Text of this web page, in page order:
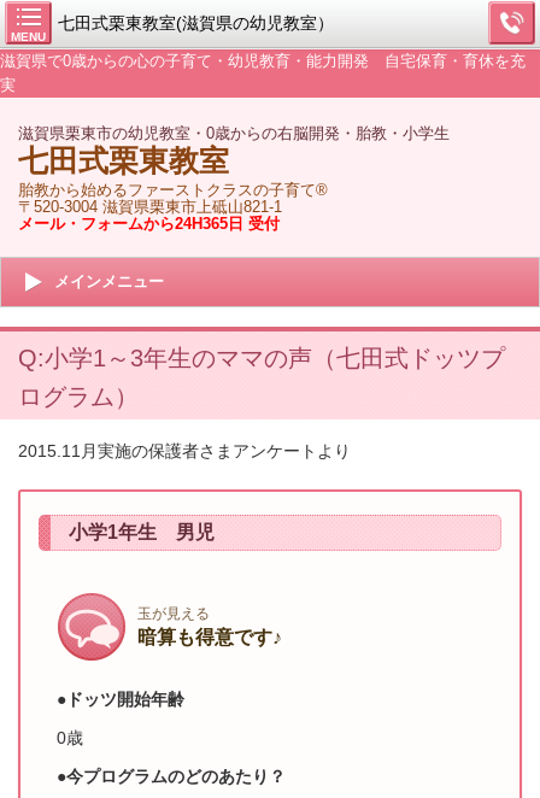
MENU
七田式栗東教室(滋賀県の幼児教室）
滋賀県で0歳からの心の子育て・幼児教育・能力開発 自宅保育・育休を充
実
滋賀県栗東市の幼児教室・0歳からの右脳開発・胎教・小学生
七田式栗東教室
胎教から始めるファーストクラスの子育て®
〒520-3004 滋賀県栗東市上砥山821-1
メール・フォームから24H365日 受付
メインメニュー
Q:小学1～3年生のママの声（七田式ドッツプ
ログラム）
2015.11月実施の保護者さまアンケートより
小学1年生 男児
玉が見える
暗算も得意です♪
●ドッツ開始年齢
0歳
●今プログラムのどのあたり？